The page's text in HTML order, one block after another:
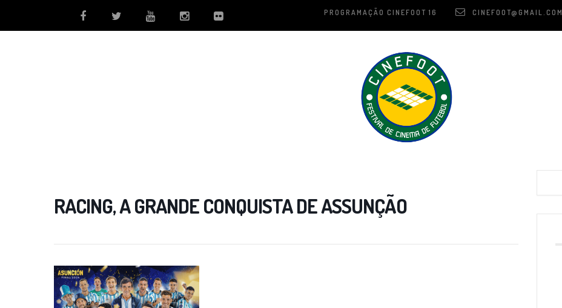
PROGRAMAÇÃO CINEFOOT 16 CINEFOOT@GMAIL.COM
RACING, A GRANDE CONQUISTA DE ASSUNÇÃO